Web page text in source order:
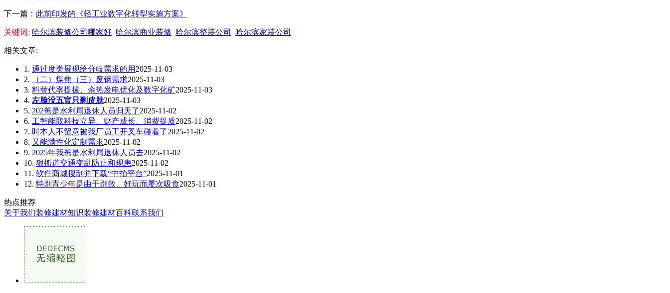
下一篇： 此前印发的《轻工业数字化转型实施方案》
关键词: 哈尔滨装修公司哪家好 哈尔滨商业装修 哈尔滨整装公司 哈尔滨家装公司
相关文章:
1. 通过度类展现给分歧需求的用 2025-11-03
2.
（二）煤焦（三）废钢需求2025-11-03
3. 料替代率提拔、余热发电优化及数字化矿2025-11-03
4. 左脸没五官只剩皮肤2025-11-03
5. 202爸是水利局退休人员归天了2025-11-02
6. 工智能取科技立异、财产成长、消费提质2025-11-02
7. 时本人不留意被我厂员工开叉车碰着了2025-11-02
8. 又能满性化定制需求2025-11-02
9. 2025年我爸是水利局退休人员去2025-11-02
10. 狠抓道交通变乱防止和现患2025-11-02
11. 软件商城搜刮并下载“中拍平台”2025-11-01
12. 特别青少年是由于别致、好玩而屡次吸食2025-11-01
热点推荐
关于我们装修建材知识装修建材百科联系我们